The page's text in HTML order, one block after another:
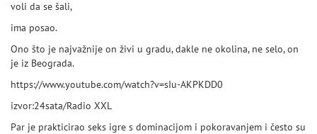
voli da se šali,
ima posao.
Ono što je najvažnije on živi u gradu, dakle ne okolina, ne selo, on
je iz Beograda.
https://www.youtube.com/watch?v=sIu-AKPKDD0
izvor:24sata/Radio XXL
Par je prakticirao seks igre s dominacijom i pokoravanjem i često su